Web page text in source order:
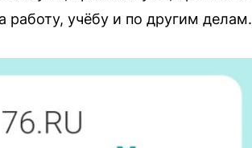
работу, учёбу и по другим делам.